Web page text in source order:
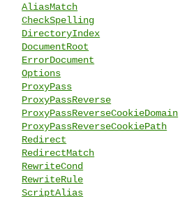
AliasMatch
CheckSpelling
DirectoryIndex
DocumentRoot
ErrorDocument
Options
ProxyPass
ProxyPassReverse
ProxyPassReverseCookieDomain
ProxyPassReverseCookiePath
Redirect
RedirectMatch
RewriteCond
RewriteRule
ScriptAlias